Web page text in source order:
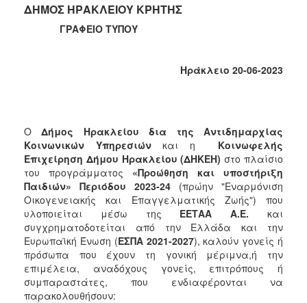
Φυσικές
Καταστροφές
Δημιουργικής
Απασχόλησης
Παιδιών
(Κ.Δ.Α.Π.)
Κέντρα
Ημερήσιας
Φροντίδας
Ηλικιωμένων
(Κ.Η.Φ.Η.)
Κ.Δ.Α.Π.Α.μεΑ.
Αδειοδότηση
&
ΔΗΜΟΣ ΗΡΑΚΛΕΙΟΥ ΚΡΗΤΗΣ
ΓΡΑΦΕΙΟ ΤΥΠΟΥ
Ηράκλειο 20-06-2023
ΟΔήμος Ηρακλείου δια της Αντιδημαρχίας
Κοινωνικών Υπηρεσιώνκαι η Κοινωφελής
Επιχείρηση Δήμου Ηρακλείου (ΔΗΚΕΗ) στο πλαίσιο
του προγράμματος «Προώθηση και υποστήριξη
Παιδιών» Περιόδου 2023-24 (πρώην "Εναρμόνιση
Οικογενειακής και Επαγγελματικής Ζωής") που
υλοποιείται μέσω της ΕΕΤΑΑ Α.Ε. και
συγχρηματοδοτείται από την Ελλάδα και την
Ευρωπαϊκή Ένωση (ΕΣΠΑ 2021-2027), καλούν γονείς ή
πρόσωπα που έχουν τη γονική μέριμνα,ή την
επιμέλεια, αναδόχους γονείς, επιτρόπους ή
συμπαραστάτες, που ενδιαφέρονται να
παρακολουθήσουν: